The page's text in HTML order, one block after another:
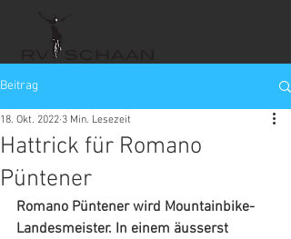
Beitrag
Hattrick für Romano
Püntener
18. Okt. 2022 3 Min. Lesezeit
Romano Püntener wird Mountainbike-
Landesmeister. In einem äusserst